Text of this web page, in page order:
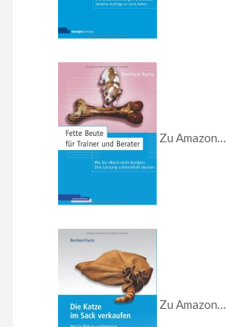
Zu Amazon…
Zu Amazon…